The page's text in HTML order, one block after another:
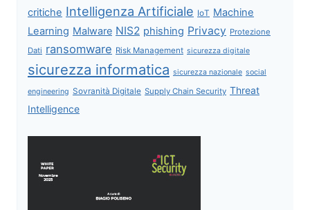
critiche Intelligenza Artificiale IoT Machine
Learning Malware NIS2 phishing Privacy Protezione
Dati ransomware Risk Management sicurezza digitale
sicurezza informatica sicurezza nazionale social
engineering Sovranità Digitale Supply Chain Security Threat
Intelligence